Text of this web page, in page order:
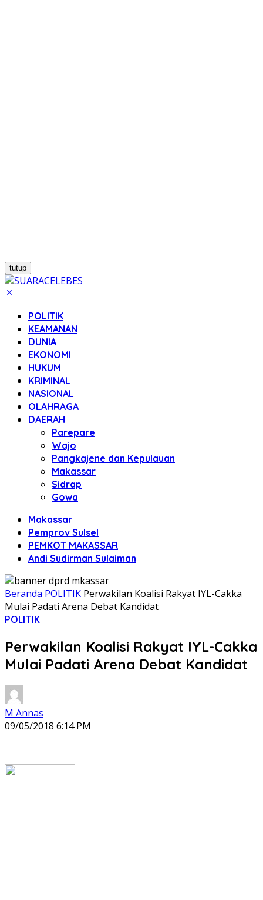
tutup
POLITIK
KEAMANAN
DUNIA
EKONOMI
HUKUM
KRIMINAL
NASIONAL
OLAHRAGA
DAERAH
Parepare
Wajo
Pangkajene dan Kepulauan
Makassar
Sidrap
Gowa
Makassar
Pemprov Sulsel
PEMKOT MAKASSAR
Andi Sudirman Sulaiman
Beranda POLITIK Perwakilan Koalisi Rakyat IYL-Cakka
Mulai Padati Arena Debat Kandidat
POLITIK
Perwakilan Koalisi Rakyat IYL-Cakka
Mulai Padati Arena Debat Kandidat
M Annas
09/05/2018 6:14 PM